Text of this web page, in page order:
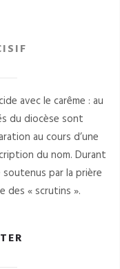
avec le carême : au
du diocèse sont
au cours d’une
du nom. Durant
par la prière
des « scrutins ».